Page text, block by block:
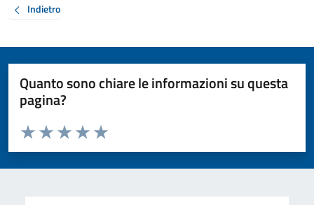
Indietro
Quanto sono chiare le informazioni su questa
pagina?
Valuta da 1 a 5 stelle la pagina
Valuta 5 stelle su 5
Valuta 4 stelle su 5
Valuta 3 stelle su 5
Valuta 2 stelle su 5
Valuta 1 stelle su 5